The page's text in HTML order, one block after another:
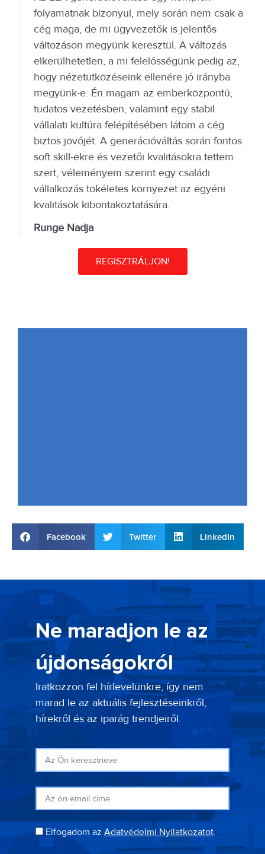
folyamatnak bizonyul, mely során nem csak a
cég maga, de mi ügyvezetők is jelentős
változáson megyünk keresztül. A változás
elkerülhetetlen, a mi felelősségünk pedig az,
hogy nézetütközéseink ellenére jó irányba
megyünk-e. Én magam az emberközpontú,
tudatos vezetésben, valamint egy stabil
vállalati kultúra felépítésében látom a cég
biztos jövőjét. A generációváltás során fontos
soft skill-ekre és vezetői kvalitásokra tettem
szert, véleményem szerint egy családi
vállalkozás tökéletes környezet az egyéni
kvalitások kibontakoztatására.
Runge Nadja
REGISZTRÁLJON!
Facebook Twitter LinkedIn
Ne maradjon le az
újdonságokról
Iratkozzon fel hírlevelünkre, így nem
marad le az aktuális fejlesztéseinkről,
hírekről és az iparág trendjeiről.
Elfogadom az Adatvédelmi Nyilatkozatot.